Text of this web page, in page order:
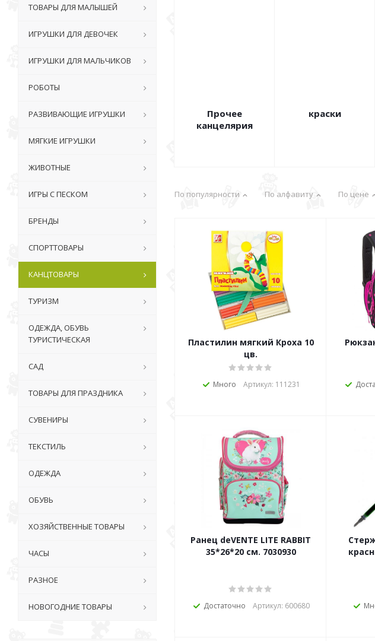
Прочее
канцелярия
краски
По популярности По алфавиту По цене
Пластилин мягкий Кроха 10
цв.
Много Артикул: 111231
Ранец deVENTE LITE RABBIT
35*26*20 см. 7030930
Достаточно Артикул: 600680
ТОВАРЫ ДЛЯ МАЛЫШЕЙ
ИГРУШКИ ДЛЯ ДЕВОЧЕК
ИГРУШКИ ДЛЯ МАЛЬЧИКОВ
РОБОТЫ
РАЗВИВАЮЩИЕ ИГРУШКИ
МЯГКИЕ ИГРУШКИ
ЖИВОТНЫЕ
ИГРЫ С ПЕСКОМ
БРЕНДЫ
СПОРТТОВАРЫ
КАНЦТОВАРЫ
ТУРИЗМ
ОДЕЖДА, ОБУВЬ
ТУРИСТИЧЕСКАЯ
САД
ТОВАРЫ ДЛЯ ПРАЗДНИКА
СУВЕНИРЫ
ТЕКСТИЛЬ
ОДЕЖДА
ОБУВЬ
ХОЗЯЙСТВЕННЫЕ ТОВАРЫ
ЧАСЫ
РАЗНОЕ
НОВОГОДНИЕ ТОВАРЫ